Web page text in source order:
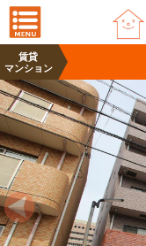
賃貸
マンション